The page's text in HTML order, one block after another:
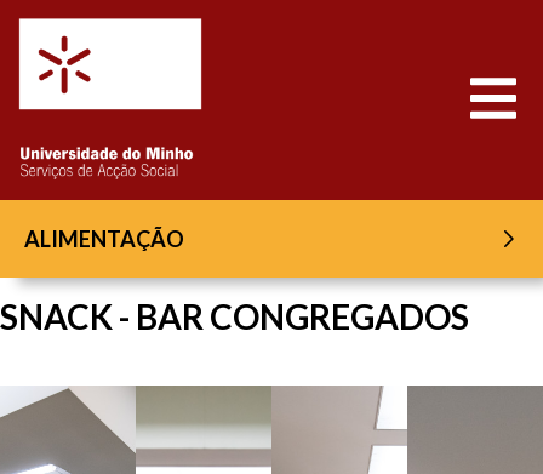
Saltar para o conteúdo
ALIMENTAÇÃO
SNACK - BAR CONGREGADOS